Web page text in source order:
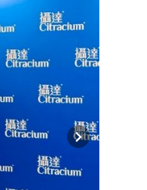
Next slide